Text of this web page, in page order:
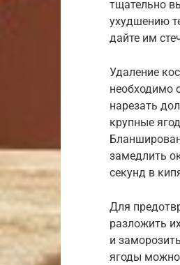
тщательно
ухудшению
дайте им
Удаление
необходимо
нарезать
крупные
замедлить
секунд в
Для
разложить
и
ягоды можно